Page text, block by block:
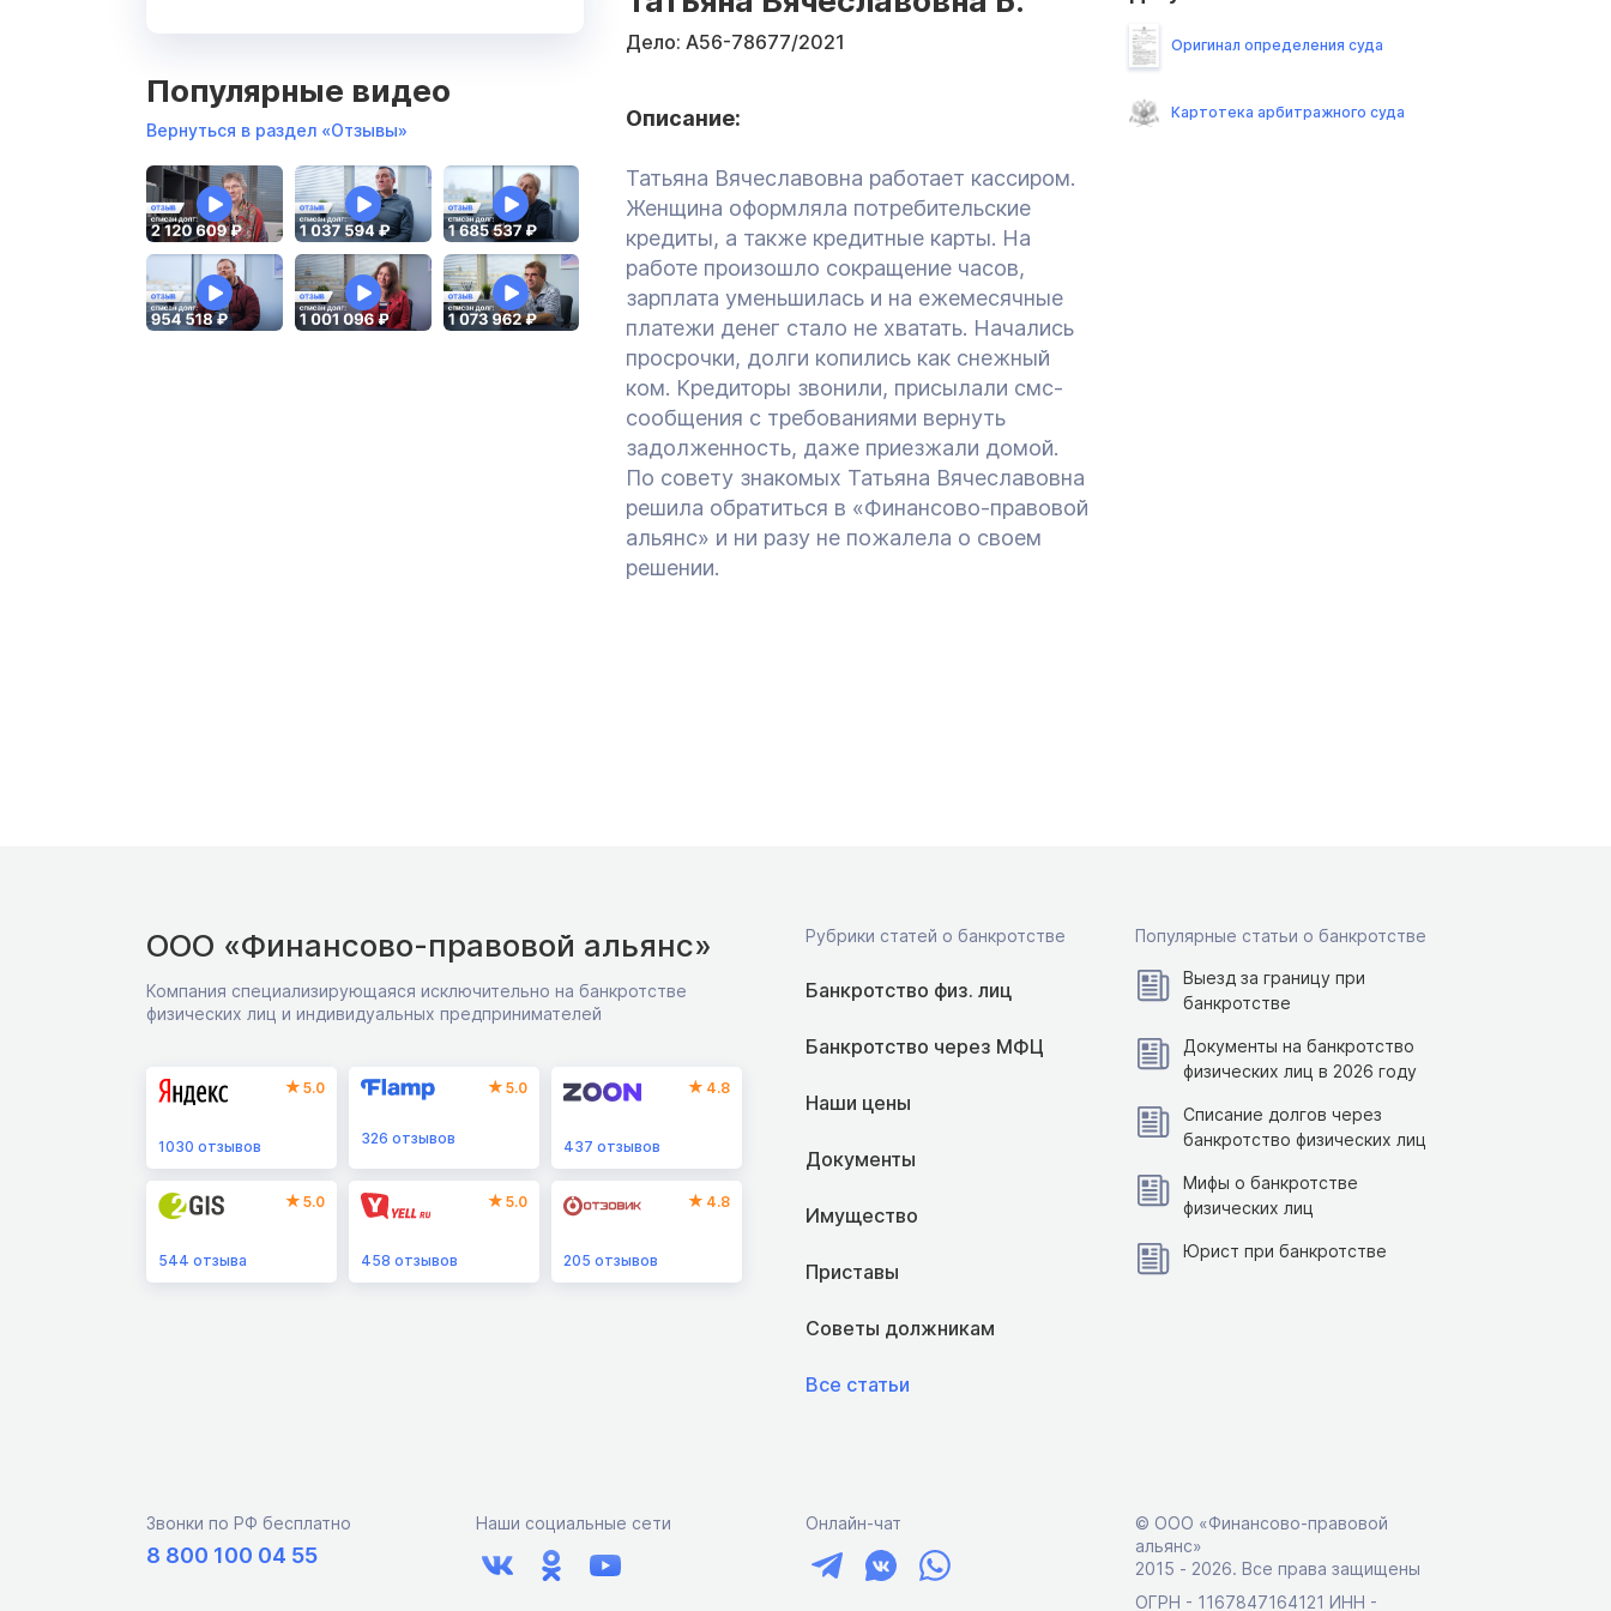
Популярные видео
Вернуться в раздел «Отзывы»
Дело: А56-78677/2021
Описание:
Татьяна Вячеславовна работает кассиром.
Женщина оформляла потребительские
кредиты, а также кредитные карты. На
работе произошло сокращение часов,
зарплата уменьшилась и на ежемесячные
платежи денег стало не хватать. Начались
просрочки, долги копились как снежный
ком. Кредиторы звонили, присылали смс-
сообщения с требованиями вернуть
задолженность, даже приезжали домой.
По совету знакомых Татьяна Вячеславовна
решила обратиться в «Финансово-правовой
альянс» и ни разу не пожалела о своем
решении.
Оригинал определения суда
Картотека арбитражного суда
ООО «Финансово-правовой альянс»
Компания специализирующаяся исключительно на банкротстве
физических лиц и индивидуальных предпринимателей
5.0
1030 отзывов
5.0
326 отзывов
4.8
437 отзывов
5.0
544 отзыва
5.0
458 отзывов
4.8
205 отзывов
Рубрики статей о банкротстве
Банкротство физ. лиц
Банкротство через МФЦ
Наши цены
Документы
Имущество
Приставы
Советы должникам
Все статьи
Популярные статьи о банкротстве
Выезд за границу при
банкротстве
Документы на банкротство
физических лиц в 2026 году
Списание долгов через
банкротство физических лиц
Мифы о банкротстве
физических лиц
Юрист при банкротстве
Звонки по РФ бесплатно
8 800 100 04 55
Наши социальные сети Онлайн-чат
© ООО «Финансово-правовой
альянс»
2015 ‑ 2026. Все права защищены
ОГРН - 1167847164121 ИНН -